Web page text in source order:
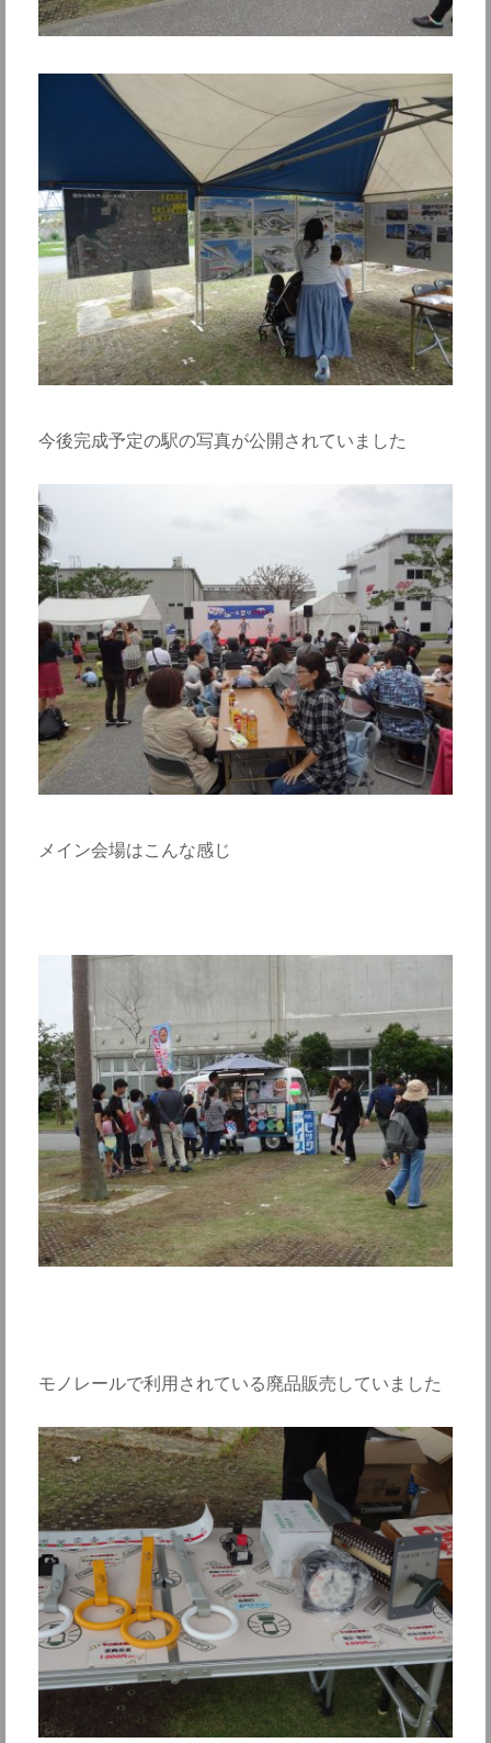
今後完成予定の駅の写真が公開されていました
メイン会場はこんな感じ
モノレールで利用されている廃品販売していました